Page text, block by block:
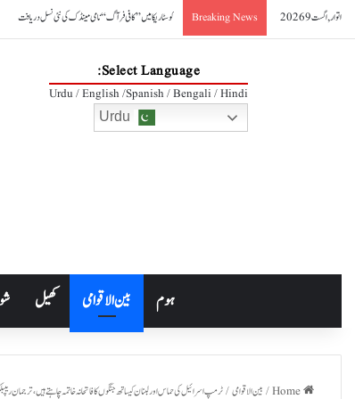
Select Language:
Urdu / English /Spanish / Bengali / Hindi
اتوار, اگست 9 2026 Breaking News کوسٹا ریکا میں ’’کافی فرآگ‘‘ نامی مینڈک کی نئی نسل دریافت
ہوم بین الاقوامی کھیل
/ بین الاقوامی/ٹرمپ اسرائیل کی حماس اور لبنان کیساتھ جنگوں کا فاتحانہ خاتمہ چاہتے ہیں، ترجمان